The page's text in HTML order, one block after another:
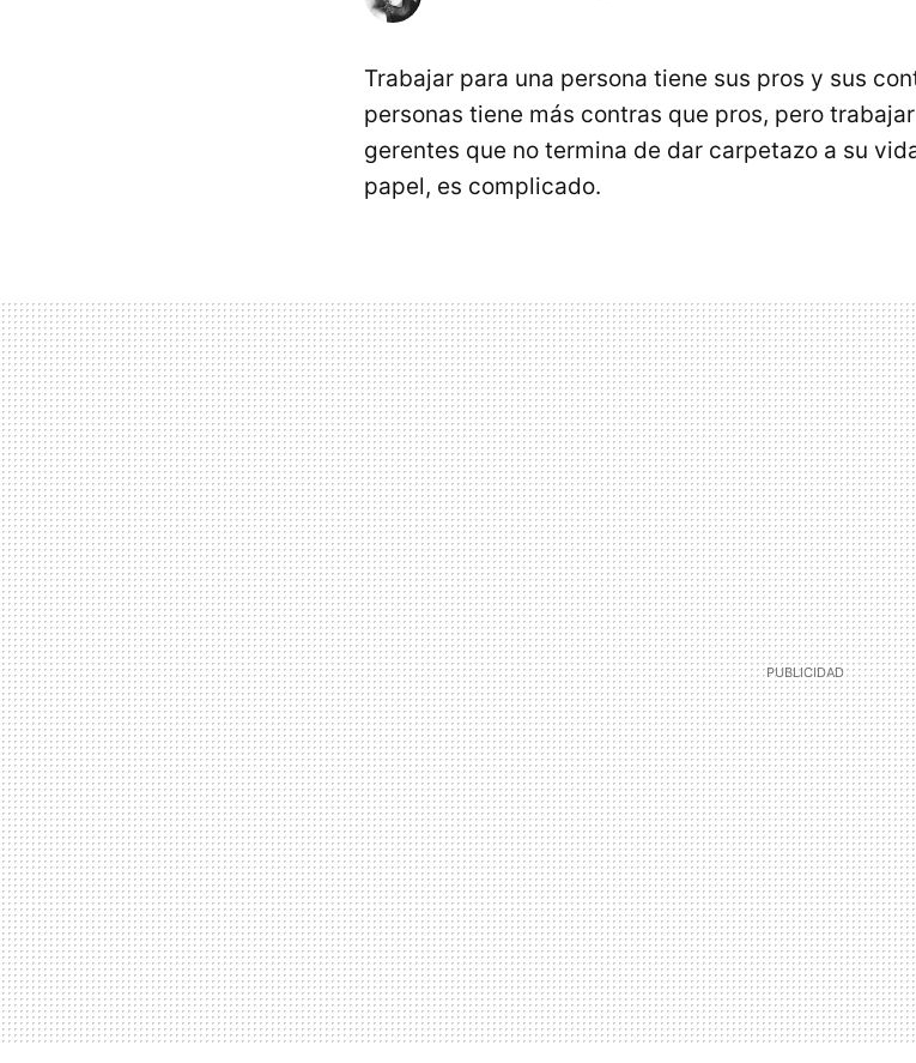
Trabajar para una persona tiene sus pros y sus
personas tiene más contras que pros, pero
gerentes que no termina de dar carpetazo a su
papel, es complicado.